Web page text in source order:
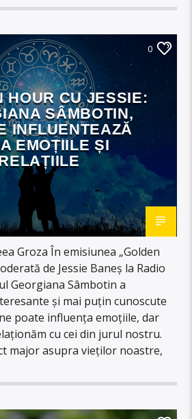
0
HOUR CU JESSIE:
SÂMBOTIN,
INFLUENTEAZĂ
EMOȚIILE ȘI
Groza În emisiunea „Golden
de Jessie Baneș la Radio
Georgiana Sâmbotin a
și mai puțin cunoscute
poate influența emoțiile, dar
cu cei din jurul nostru.
major asupra vieților noastre,